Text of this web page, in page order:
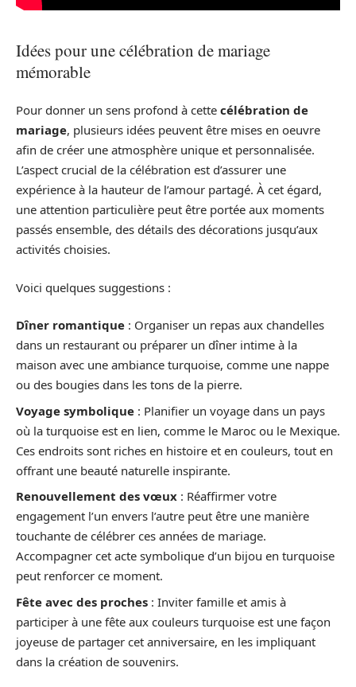
Idées pour une célébration de mariage
mémorable
Pour donner un sens profond à cette célébration de
mariage, plusieurs idées peuvent être mises en oeuvre
afin de créer une atmosphère unique et personnalisée.
L’aspect crucial de la célébration est d’assurer une
expérience à la hauteur de l’amour partagé. À cet égard,
une attention particulière peut être portée aux moments
passés ensemble, des détails des décorations jusqu’aux
activités choisies.
Voici quelques suggestions :
Dîner romantique : Organiser un repas aux chandelles
dans un restaurant ou préparer un dîner intime à la
maison avec une ambiance turquoise, comme une nappe
ou des bougies dans les tons de la pierre.
Voyage symbolique : Planifier un voyage dans un pays
où la turquoise est en lien, comme le Maroc ou le Mexique.
Ces endroits sont riches en histoire et en couleurs, tout en
offrant une beauté naturelle inspirante.
Renouvellement des vœux : Réaffirmer votre
engagement l’un envers l’autre peut être une manière
touchante de célébrer ces années de mariage.
Accompagner cet acte symbolique d’un bijou en turquoise
peut renforcer ce moment.
Fête avec des proches : Inviter famille et amis à
participer à une fête aux couleurs turquoise est une façon
joyeuse de partager cet anniversaire, en les impliquant
dans la création de souvenirs.